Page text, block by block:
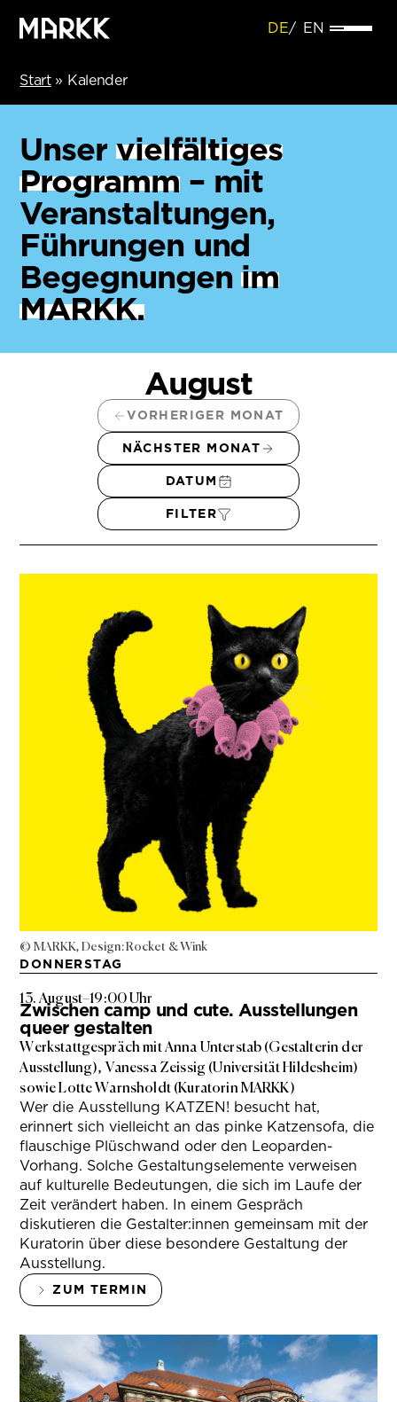
DE EN
Start» Kalender
Unser vielfältiges
Programm– mit
Veranstaltungen,
Führungen und
Begegnungenim
MARKK.
August
VORHERIGER MONAT
NÄCHSTER MONAT
DATUM
FILTER
© MARKK, Design: Rocket & Wink
DONNERSTAG
13. August–19:00 Uhr
Zwischen camp und cute. Ausstellungen
queer gestalten
Werkstattgespräch mit Anna Unterstab (Gestalterin der
Ausstellung), Vanessa Zeissig (Universität Hildesheim)
sowie Lotte Warnsholdt (Kuratorin MARKK)
Wer die Ausstellung KATZEN! besucht hat,
erinnert sich vielleicht an das pinke Katzensofa, die
flauschige Plüschwand oder den Leoparden-
Vorhang. Solche Gestaltungselemente verweisen
auf kulturelle Bedeutungen, die sich im Laufe der
Zeit verändert haben. In einem Gespräch
diskutieren die Gestalter:innen gemeinsam mit der
Kuratorin über diese besondere Gestaltung der
Ausstellung.
ZUM TERMIN